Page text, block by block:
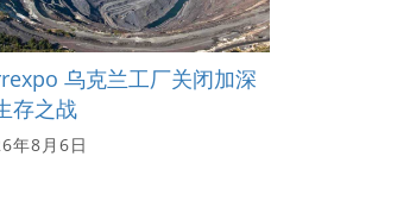
乌克兰工厂关闭加深
存之战
年8月6日